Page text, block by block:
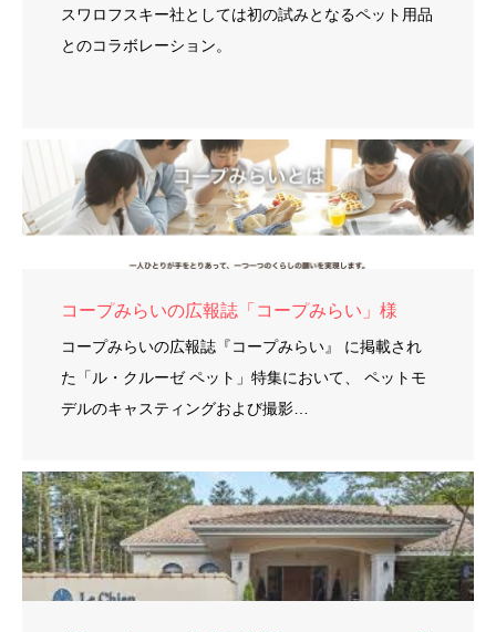
スワロフスキー社としては初の試みとなるペット用品
とのコラボレーション。
コープみらいの広報誌「コープみらい」様
コープみらいの広報誌『コープみらい』 に掲載され
た「ル・クルーゼ ペット」特集において、 ペットモ
デルのキャスティングおよび撮影…